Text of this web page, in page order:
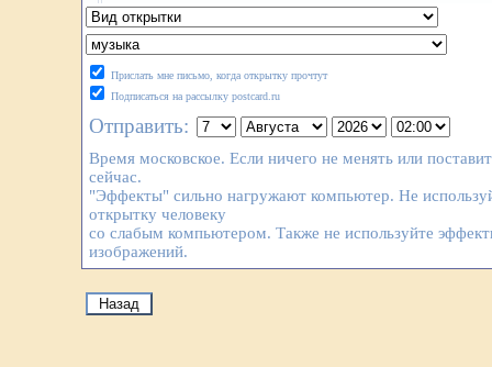
Прислать мне письмо, когда открытку прочтут
Подписаться на рассылку postcard.ru
Отправить:
Время московское. Если ничего не менять или
сейчас.
"Эффекты" сильно нагружают компьютер. Не
открытку человеку
со слабым компьютером. Также не используйте
изображений.